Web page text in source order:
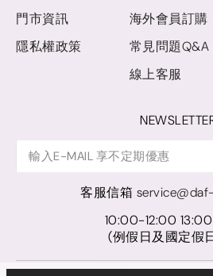
門市資訊
隱私權政策
海外會員訂購
常見問題Q&A
線上客服
客服信箱
10:00-12:00
(例假日及國定假